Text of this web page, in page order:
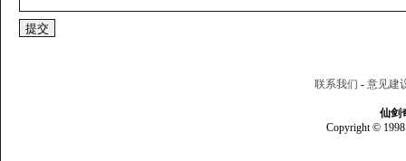
联系我们 - 意见建
仙剑
Copyright © 1998